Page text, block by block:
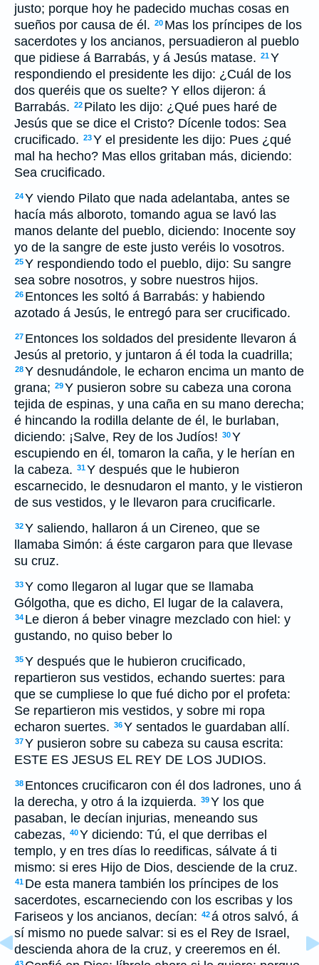
justo; porque hoy he padecido muchas cosas en
sueños por causa de él. 20 Mas los príncipes de los
sacerdotes y los ancianos, persuadieron al pueblo
que pidiese á Barrabás, y á Jesús matase. 21Y
respondiendo el presidente les dijo: ¿Cuál de los
dos queréis que os suelte? Y ellos dijeron: á
Barrabás. 22 Pilato les dijo: ¿Qué pues haré de
Jesús que se dice el Cristo? Dícenle todos: Sea
crucificado. 23Y el presidente les dijo: Pues ¿qué
mal ha hecho? Mas ellos gritaban más, diciendo:
Sea crucificado.
24Y viendo Pilato que nada adelantaba, antes se
hacía más alboroto, tomando agua se lavó las
manos delante del pueblo, diciendo: Inocente soy
yo de la sangre de este justo veréis lo vosotros.
25Y respondiendo todo el pueblo, dijo: Su sangre
sea sobre nosotros, y sobre nuestros hijos.
26 Entonces les soltó á Barrabás: y habiendo
azotado á Jesús, le entregó para ser crucificado.
27 Entonces los soldados del presidente llevaron á
Jesús al pretorio, y juntaron á él toda la cuadrilla;
28Y desnudándole, le echaron encima un manto de
grana; 29Y pusieron sobre su cabeza una corona
tejida de espinas, y una caña en su mano derecha;
é hincando la rodilla delante de él, le burlaban,
diciendo: ¡Salve, Rey de los Judíos! 30Y
escupiendo en él, tomaron la caña, y le herían en
la cabeza. 31Y después que le hubieron
escarnecido, le desnudaron el manto, y le vistieron
de sus vestidos, y le llevaron para crucificarle.
32Y saliendo, hallaron á un Cireneo, que se
llamaba Simón: á éste cargaron para que llevase
su cruz.
33Y como llegaron al lugar que se llamaba
Gólgotha, que es dicho, El lugar de la calavera,
34 Le dieron á beber vinagre mezclado con hiel: y
gustando, no quiso beber lo
35Y después que le hubieron crucificado,
repartieron sus vestidos, echando suertes: para
que se cumpliese lo que fué dicho por el profeta:
Se repartieron mis vestidos, y sobre mi ropa
echaron suertes. 36Y sentados le guardaban allí.
37Y pusieron sobre su cabeza su causa escrita:
ESTE ES JESUS EL REY DE LOS JUDIOS.
38 Entonces crucificaron con él dos ladrones, uno á
la derecha, y otro á la izquierda. 39Y los que
pasaban, le decían injurias, meneando sus
cabezas, 40Y diciendo: Tú, el que derribas el
templo, y en tres días lo reedificas, sálvate á ti
mismo: si eres Hijo de Dios, desciende de la cruz.
41 De esta manera también los príncipes de los
sacerdotes, escarneciendo con los escribas y los
Fariseos y los ancianos, decían: 42á otros salvó, á
sí mismo no puede salvar: si es el Rey de Israel,
descienda ahora de la cruz, y creeremos en él.